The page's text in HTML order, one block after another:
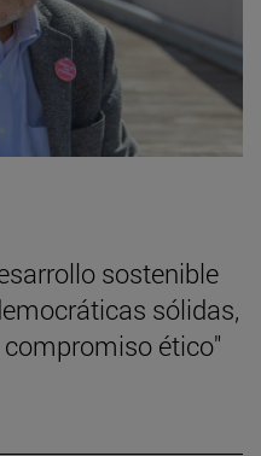
sostenible
sólidas,
ético"